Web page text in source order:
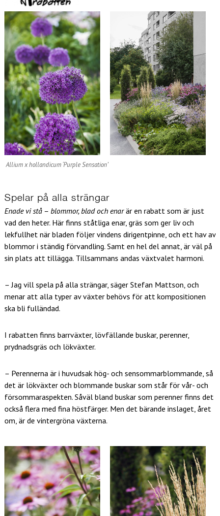
Allium x hollandicum ‘Purple Sensation’
Spelar på alla strängar
Enade vi stå– blommor, blad och enarär en rabatt som är just
vad den heter. Här finns ståtliga enar, gräs som ger liv och
lekfullhet när bladen följer vindens dirigentpinne, och ett hav av
blommor i ständig förvandling. Samt en hel del annat, är väl på
sin plats att tillägga. Tillsammans andas växtvalet harmoni.
– Jag vill spela på alla strängar, säger Stefan Mattson, och
menar att alla typer av växter behövs för att kompositionen
ska bli fulländad.
I rabatten finns barrväxter, lövfällande buskar, perenner,
prydnadsgräs och lökväxter.
– Perennerna är i huvudsak hög- och sensommarblommande, så
det är lökväxter och blommande buskar som står för vår- och
försommaraspekten. Såväl bland buskar som perenner finns det
också flera med fina höstfärger. Men det bärande inslaget, året
om, är de vintergröna växterna.